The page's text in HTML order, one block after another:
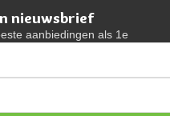
nieuwsbrief
aanbiedingen als 1e